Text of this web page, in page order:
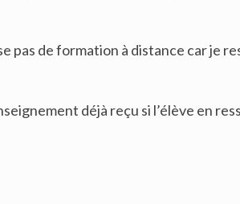
pas de formation à distance car je
déjà reçu si l’élève en